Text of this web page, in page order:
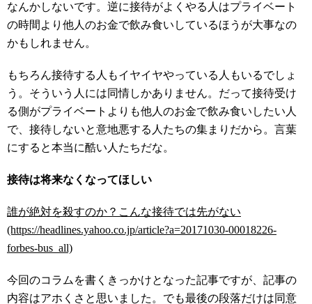
なんかしないです。逆に接待がよくやる人はプライベート
の時間より他人のお金で飲み食いしているほうが大事なの
かもしれません。
もちろん接待する人もイヤイヤやっている人もいるでしょ
う。そういう人には同情しかありません。だって接待受け
る側がプライベートよりも他人のお金で飲み食いしたい人
で、接待しないと意地悪する人たちの集まりだから。言葉
にすると本当に酷い人たちだな。
接待は将来なくなってほしい
誰が絶対を殺すのか？こんな接待では先がない
(https://headlines.yahoo.co.jp/article?a=20171030-00018226-
forbes-bus_all)
今回のコラムを書くきっかけとなった記事ですが、記事の
内容はアホくさと思いました。でも最後の段落だけは同意